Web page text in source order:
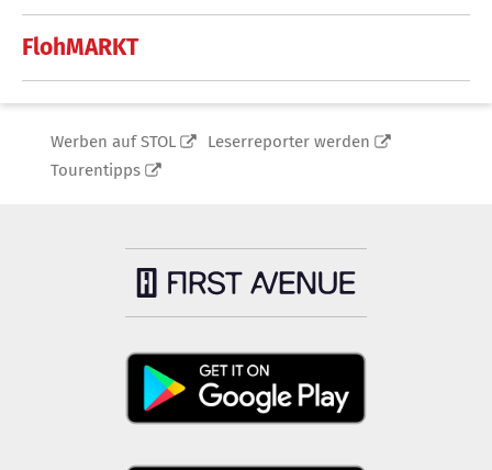
FlohMARKT
Werben auf STOL
Leserreporter werden
Tourentipps